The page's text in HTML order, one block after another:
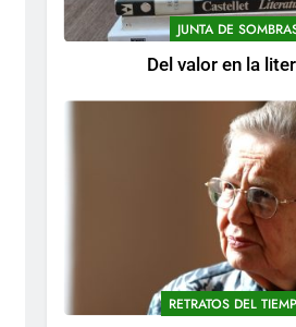
JUNTA DE
Del valor en la
RETRATOS DEL